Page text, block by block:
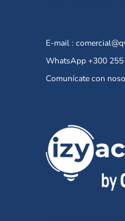
E-mail :
WhatsApp +300
Comunícate con